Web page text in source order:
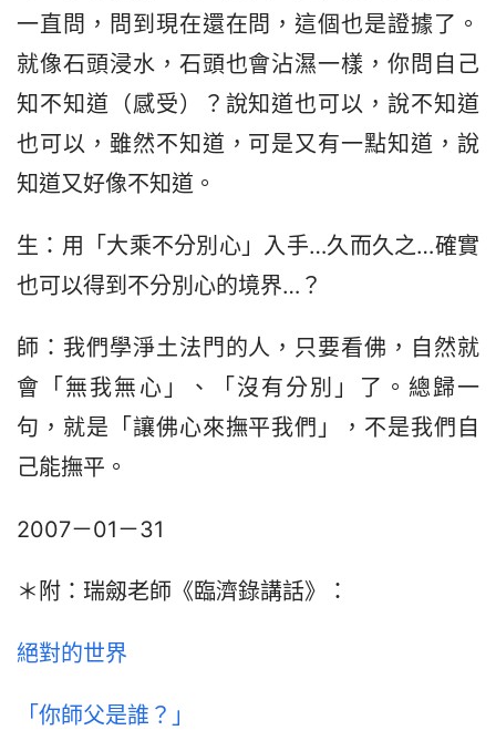
一直問，問到現在還在問，這個也是證據了。
就像石頭浸水，石頭也會沾濕一樣，你問自己
知不知道（感受）？說知道也可以，說不知道
也可以，雖然不知道，可是又有一點知道，說
知道又好像不知道。
生：用「大乘不分別心」入手…久而久之…確實
也可以得到不分別心的境界…？
師：我們學淨土法門的人，只要看佛，自然就
會「無我無心」、「沒有分別」了。總歸一
句，就是「讓佛心來撫平我們」，不是我們自
己能撫平。
2007－01－31
＊附：瑞劔老師《臨濟錄講話》：
絕對的世界
「你師父是誰？」